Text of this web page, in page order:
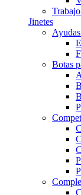
Jinetes
Botas